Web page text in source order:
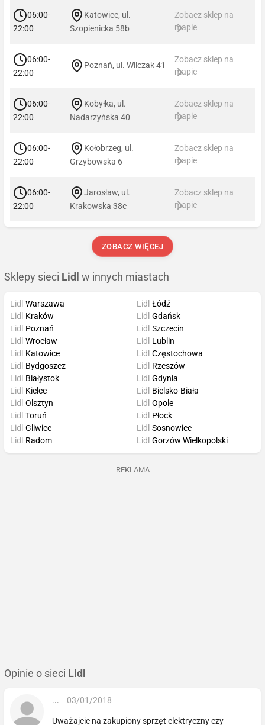
06:00-
22:00
Katowice, ul.
Szopienicka 58b
Zobacz sklep na
mapie
06:00-
22:00
Poznań, ul. Wilczak 41
Zobacz sklep na
mapie
06:00-
22:00
Kobyłka, ul.
Nadarzyńska 40
Zobacz sklep na
mapie
06:00-
22:00
Kołobrzeg, ul.
Grzybowska 6
Zobacz sklep na
mapie
06:00-
22:00
Jarosław, ul.
Krakowska 38c
Zobacz sklep na
mapie
ZOBACZ WIĘCEJ
Sklepy sieci Lidl w innych miastach
Lidl Warszawa
Lidl
Kraków
Lidl
Poznań
Lidl Wrocław
Lidl Łódź
Lidl Gdańsk
Lidl Szczecin
Lidl
Lublin
Lidl
Katowice
Lidl
Bydgoszcz
Lidl
Białystok
Lidl
Kielce
Lidl Częstochowa
Lidl
Rzeszów
Lidl Gdynia
Lidl
Bielsko-Biała
Lidl Olsztyn
Lidl Toruń
Lidl Gliwice
Lidl
Radom
Lidl Opole
Lidl
Płock
Lidl Sosnowiec
Lidl Gorzów Wielkopolski
REKLAMA
Opinie o sieci Lidl
... 03/01/2018
Uważajcie na zakupiony sprzęt elektryczny czy